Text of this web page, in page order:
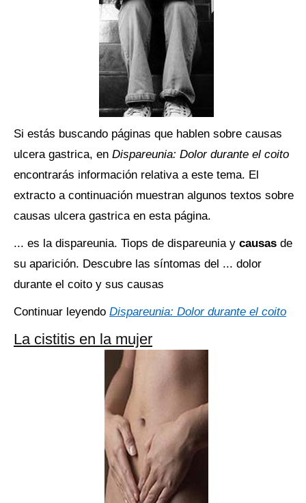
Si estás buscando páginas que hablen sobre causas
ulcera gastrica, en Dispareunia: Dolor durante el coito
encontrarás información relativa a este tema. El
extracto a continuación muestran algunos textos sobre
causas ulcera gastrica en esta página.
... es la dispareunia. Tiops de dispareunia y causas de
su aparición. Descubre las síntomas del ... dolor
durante el coito y sus causas
Continuar leyendo Dispareunia: Dolor durante el coito
La cistitis en la mujer